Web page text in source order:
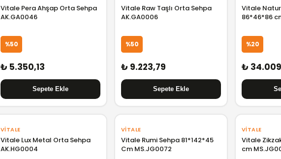
Vitale Pera Ahşap Orta Sehpa
AK.GA0046
%50
₺ 5.350,13
Vitale Raw Taşlı Orta Sehpa
AK.GA0006
%50
₺ 9.223,79
Vitale
86*46*86
%20
₺
VITALE
Vitale Lux Metal Orta Sehpa
AK.HG0004
VITALE
Vitale Rumi Sehpa 81*142*45
Cm MS.JG0072
VITALE
Vitale
cm